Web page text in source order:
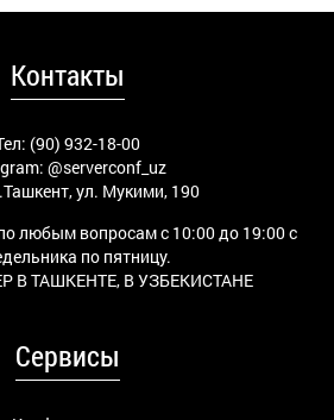
Контакты
(90) 932-18-00
@serverconf_uz
ул. Мукими, 190
любым вопросам с 10:00 до 19:00 с
по пятницу.
В ТАШКЕНТЕ, В УЗБЕКИСТАНЕ
Сервисы